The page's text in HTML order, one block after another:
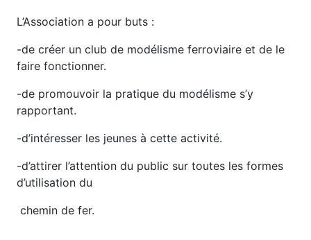
L’Association a pour buts :
-de créer un club de modélisme ferroviaire et de le
faire fonctionner.
-de promouvoir la pratique du modélisme s’y
rapportant.
-d’intéresser les jeunes à cette activité.
-d’attirer l’attention du public sur toutes les formes
d’utilisation du
chemin de fer.